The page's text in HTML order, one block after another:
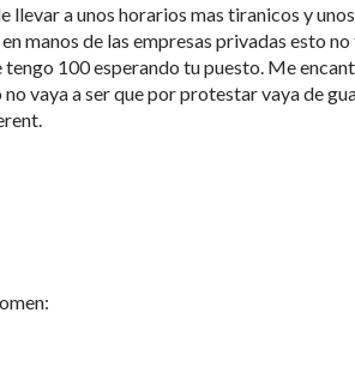
llevar a unos horarios mas tiranicos y
manos de las empresas privadas esto
tengo 100 esperando tu puesto. Me
vaya a ser que por protestar vaya de